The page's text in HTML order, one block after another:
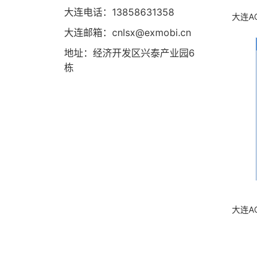
大连电话：13858631358
大连邮箱：cnlsx@exmobi.cn
地址：经济开发区兴泰产业园6
栋
大连
大连